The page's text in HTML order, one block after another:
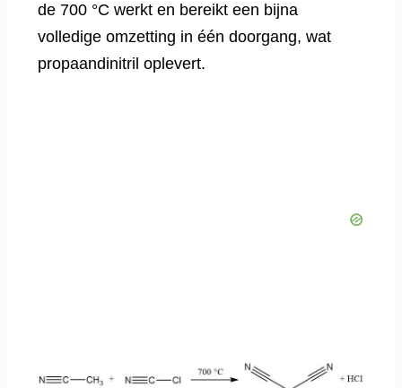
de 700 °C werkt en bereikt een bijna
volledige omzetting in één doorgang, wat
propaandinitril oplevert.